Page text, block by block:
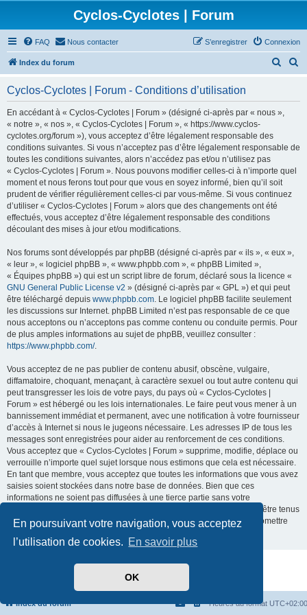
En poursuivant votre navigation, vous acceptez
l’utilisation de cookies. En savoir plus
OK
Cyclos-Cyclotes | Forum
FAQ Nous contacter Connexion
S’enregistrer
Index du forum
r
h
e
Cyclos-Cyclotes | Forum - Conditions d’utilisation
En accédant à « Cyclos-Cyclotes | Forum » (désigné ci-après par « nous »,
« notre », « nos », « Cyclos-Cyclotes | Forum », « https://www.cyclos-
cyclotes.org/forum »), vous acceptez d’être légalement responsable des
conditions suivantes. Si vous n’acceptez pas d’être légalement responsable de
toutes les conditions suivantes, alors n’accédez pas et/ou n’utilisez pas
« Cyclos-Cyclotes | Forum ». Nous pouvons modifier celles-ci à n’importe quel
moment et nous ferons tout pour que vous en soyez informé, bien qu’il soit
prudent de vérifier régulièrement celles-ci par vous-même. Si vous continuez
d’utiliser « Cyclos-Cyclotes | Forum » alors que des changements ont été
effectués, vous acceptez d’être légalement responsable des conditions
découlant des mises à jour et/ou modifications.
Nos forums sont développés par phpBB (désigné ci-après par « ils », « eux »,
« leur », « logiciel phpBB », « www.phpbb.com », « phpBB Limited »,
« Équipes phpBB ») qui est un script libre de forum, déclaré sous la licence «
GNU General Public License v2 » (désigné ci-après par « GPL ») et qui peut
être téléchargé depuis www.phpbb.com. Le logiciel phpBB facilite seulement
les discussions sur Internet. phpBB Limited n’est pas responsable de ce que
nous acceptons ou n’acceptons pas comme contenu ou conduite permis. Pour
de plus amples informations au sujet de phpBB, veuillez consulter :
https://www.phpbb.com/.
Vous acceptez de ne pas publier de contenu abusif, obscène, vulgaire,
diffamatoire, choquant, menaçant, à caractère sexuel ou tout autre contenu qui
peut transgresser les lois de votre pays, du pays où « Cyclos-Cyclotes |
Forum » est hébergé ou les lois internationales. Le faire peut vous mener à un
bannissement immédiat et permanent, avec une notification à votre fournisseur
d’accès à Internet si nous le jugeons nécessaire. Les adresses IP de tous les
messages sont enregistrées pour aider au renforcement de ces conditions.
Vous acceptez que « Cyclos-Cyclotes | Forum » supprime, modifie, déplace ou
verrouille n’importe quel sujet lorsque nous estimons que cela est nécessaire.
En tant que membre, vous acceptez que toutes les informations que vous avez
saisies soient stockées dans notre base de données. Bien que ces
informations ne soient pas diffusées à une tierce partie sans votre
consentement, ni « Cyclos-Cyclotes | Forum », ni phpBB ne pourront être tenus
comme responsables en cas de tentative de piratage visant à compromettre
Index du forum Heures au format UTC+02:00
Développé parphpBB® Forum Software © phpBB Limited
Traduit par
Confidentialité|Conditions